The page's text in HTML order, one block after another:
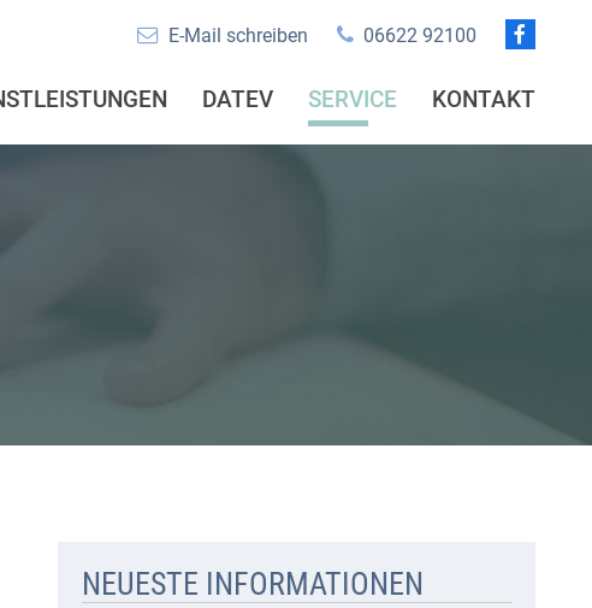
E-Mail schreiben 06622 92100
DATEV SERVICE KONTAKT
NEUESTE INFORMATIONEN